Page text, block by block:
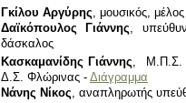
Γκίλου Αργύρης , μουσικός,
Δαϊκόπουλος Γιάννης ,
δάσκαλος
Κασκαμανίδης Γιάννης, Μ.Π.Σ.
Δ.Σ. Φλώρινας - Διάγραμμα
Νάνης Νίκος, αναπληρωτής